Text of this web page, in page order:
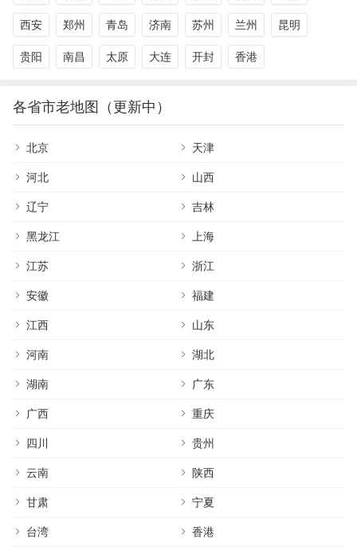
西安 郑州 青岛 济南 苏州 兰州 昆明
贵阳 南昌 太原 大连 开封 香港
各省市老地图（更新中）
北京 天津
河北 山西
辽宁 吉林
黑龙江 上海
江苏 浙江
安徽 福建
江西 山东
河南 湖北
湖南 广东
广西 重庆
四川 贵州
云南 陕西
甘肃 宁夏
台湾 香港